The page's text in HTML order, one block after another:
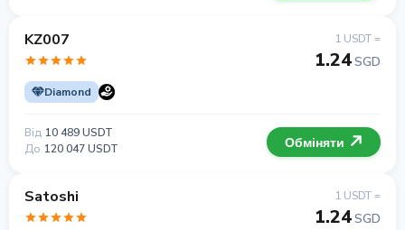
KZ007
Diamond
1 USDT =
1.24SGD
Від 10 489 USDT
До 120 047 USDT Обміняти
Satoshi 1 USDT =
1.24SGD